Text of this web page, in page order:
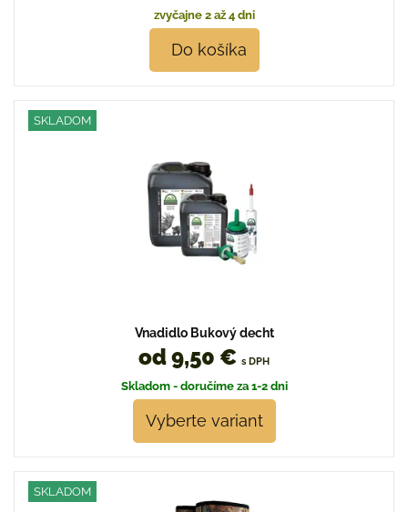
zvyčajne 2 až 4 dni
Do košíka
SKLADOM
Vnadidlo Bukový decht
od 9,50 € s DPH
Skladom - doručíme za 1-2 dni
Vyberte variant
SKLADOM